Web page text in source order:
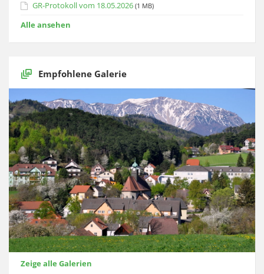
GR-Protokoll vom 18.05.2026 (1 MB)
Alle ansehen
Empfohlene Galerie
Zeige alle Galerien